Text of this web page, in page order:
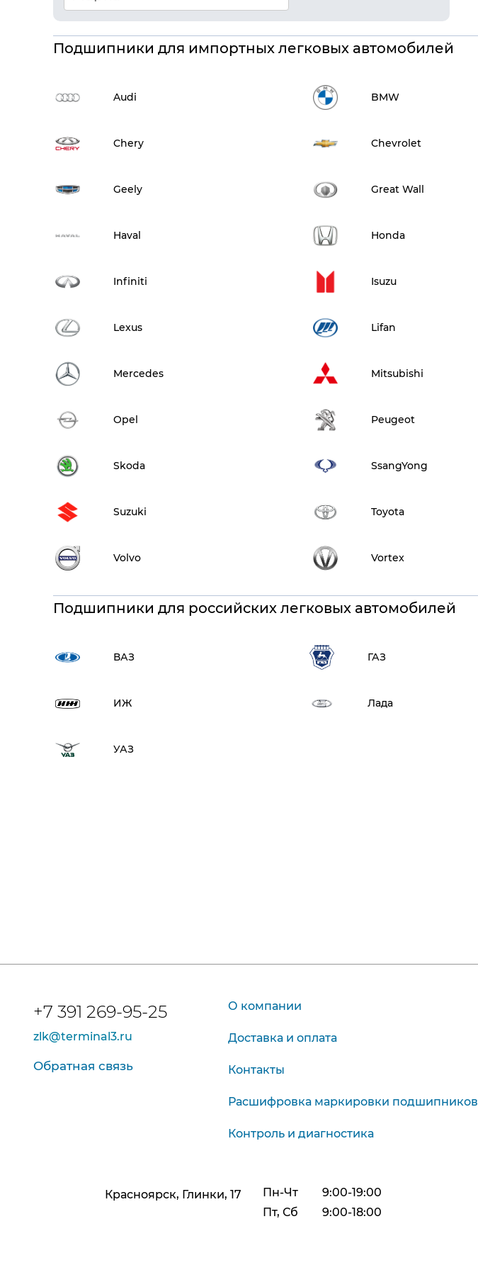
Подшипники для импортных легковых автомобилей
Audi BMW
Chery Chevrolet
Geely Great Wall
Haval Honda
Infiniti Isuzu
Lexus Lifan
Mercedes Mitsubishi
Opel Peugeot
Skoda SsangYong
Suzuki Toyota
Volvo Vortex
Подшипники для российских легковых автомобилей
ВАЗ ГАЗ
ИЖ Лада
УАЗ
+7 391 269-95-25
zlk@terminal3.ru
Обратная связь
О компании
Доставка и оплата
Контакты
Расшифровка маркировки подшипников
Контроль и диагностика
Красноярск, Глинки, 17 Пн-Чт
9:00-19:00
Пт, Сб
9:00-18:00